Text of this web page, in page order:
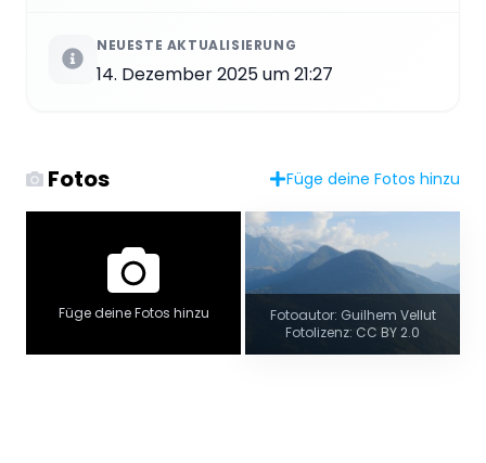
NEUESTE AKTUALISIERUNG
14. Dezember 2025 um 21:27
Fotos Füge deine Fotos hinzu
Füge deine Fotos hinzu
Fotoautor: Guilhem Vellut
Fotolizenz: CC BY 2.0